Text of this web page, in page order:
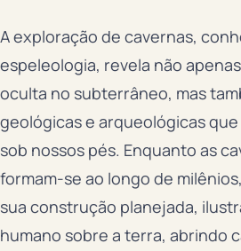
A exploração de cavernas,
espeleologia, revela não
oculta no subterrâneo, mas
geológicas e arqueológicas
sob nossos pés. Enquanto as
formam-se ao longo de
sua construção planejada,
humano sobre a terra, abrindo